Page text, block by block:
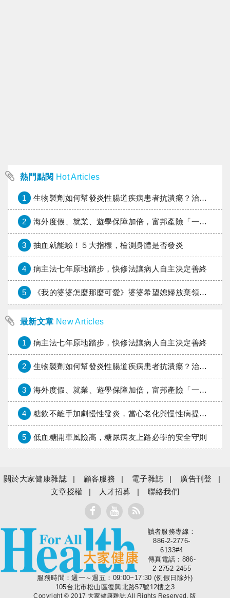
熱門點閱 Hot Articles
1 生物製劑如何幫發炎性腸道疾病患者抗潰瘍？治療進展與健保給付困境一次看
2 海外度假、就業、遊學保障加倍，富邦產險「一期逐夢」專案加碼遠距醫療與緊急救援
3 抽血就能驗！５大指標，檢測身體是否發炎
4 病主法七年原地踏步，快修法讓病人自主決定善終
5 《我的婆婆怎麼那麼可愛》婆婆希望媳婦放棄領取已故兒子身故理賠金，可以這樣做嗎？
最新文章 New Articles
1 病主法七年原地踏步，快修法讓病人自主決定善終
2 生物製劑如何幫發炎性腸道疾病患者抗潰瘍？治療進展與健保給付困境一次看
3 海外度假、就業、遊學保障加倍，富邦產險「一期逐夢」專案加碼遠距醫療與緊急救援
4 糖飲不離手加劇慢性發炎，當心老化與慢性病提早報到
5 低血糖開車風險高，糖尿病友上路必學的安全守則
關於大家健康雜誌 顧客服務 電子雜誌
廣告刊登
文章授權
人才招募 聯絡我們
大家健康
讀者服務專線：
886-2-2776-
6133#4
傳真電話：886-
2-2752-2455
服務時間：週一～週五：09:00~17:30 (例假日除外)
105台北市松山區復興北路57號12樓之3
Copyright © 2017 大家健康雜誌 All Rights Reserved. 版